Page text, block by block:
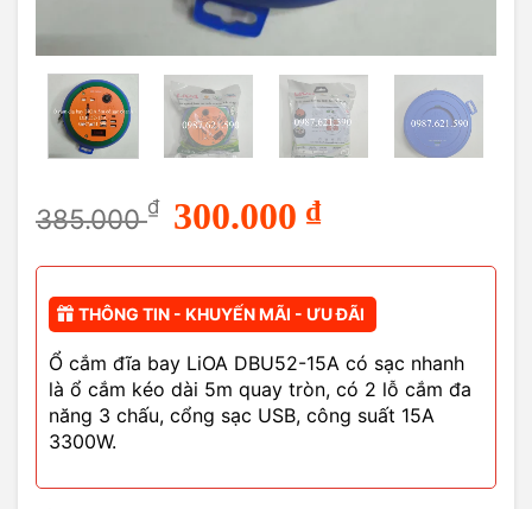
385.000₫
Giá
gốc
là:
300.000 ₫Giá
hiện
tại
300.000 ₫.
THÔNG TIN - KHUYẾN MÃI - ƯU ĐÃI
Ổ cắm đĩa bay LiOA DBU52-15A có sạc nhanh
là ổ cắm kéo dài 5m quay tròn, có 2 lỗ cắm đa
năng 3 chấu, cổng sạc USB, công suất 15A
3300W.